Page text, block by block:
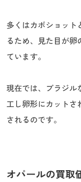
多くはカボショット
るため、見た目が
ています。
現在では、ブラジル
工し卵形にカット
されるのです。
オパールの買取